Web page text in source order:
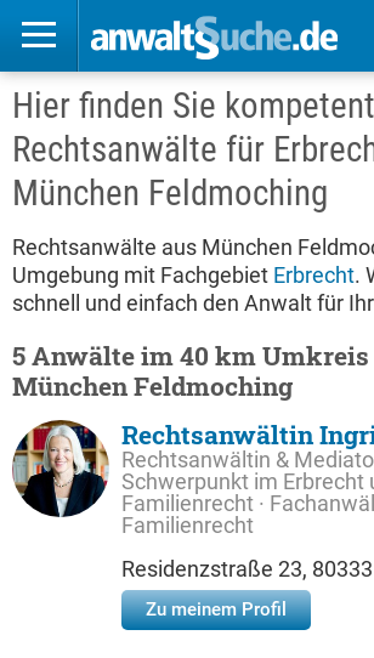
Hier finden Sie
Rechtsanwälte für
München Feldmoching
Rechtsanwälte aus München
Umgebung mit Fachgebiet Erbrecht.
schnell und einfach den Anwalt für
5 Anwälte im 40 km
München Feldmoching
Rechtsanwältin
Rechtsanwältin &
Schwerpunkt im Erbrecht
Familienrecht ·
Familienrecht
Residenzstraße 23,
Zu meinem Profil